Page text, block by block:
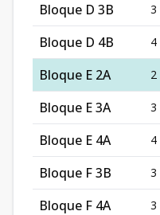
Bloque D 3B 3
Bloque D 4B 4
Bloque E 2A 2
Bloque E 3A 3
Bloque E 4A 4
Bloque F 3B 3
Bloque F 4A 3